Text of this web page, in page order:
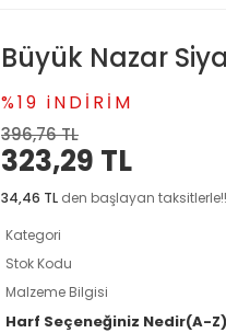
Büyük Nazar
%19 iNDİRİM
396,76 TL
323,29 TL
34,46 TL den başlayan taksitlerle!!
Kategori
Stok Kodu
Malzeme Bilgisi
Harf Seçeneğiniz Nedir(A-Z)